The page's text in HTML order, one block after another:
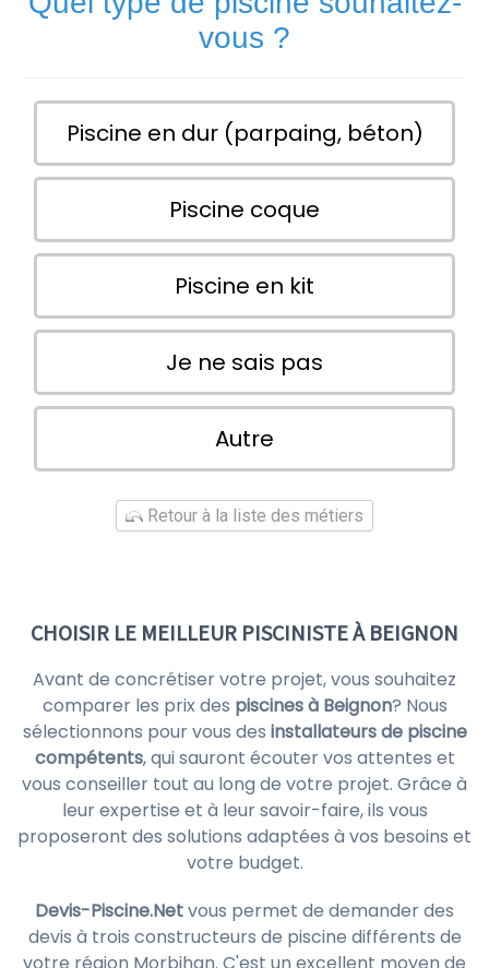
vous ?
Piscine en dur (parpaing, béton)
Piscine coque
Piscine en kit
Je ne sais pas
Autre
Retour à la liste des métiers
CHOISIR LE MEILLEUR PISCINISTE À BEIGNON
Avant de concrétiser votre projet, vous souhaitez
comparer les prix des piscines à Beignon? Nous
sélectionnons pour vous des installateurs de piscine
compétents, qui sauront écouter vos attentes et
vous conseiller tout au long de votre projet. Grâce à
leur expertise et à leur savoir-faire, ils vous
proposeront des solutions adaptées à vos besoins et
votre budget.
Devis-Piscine.Netvous permet de demander des
devis à trois constructeurs de piscine différents de